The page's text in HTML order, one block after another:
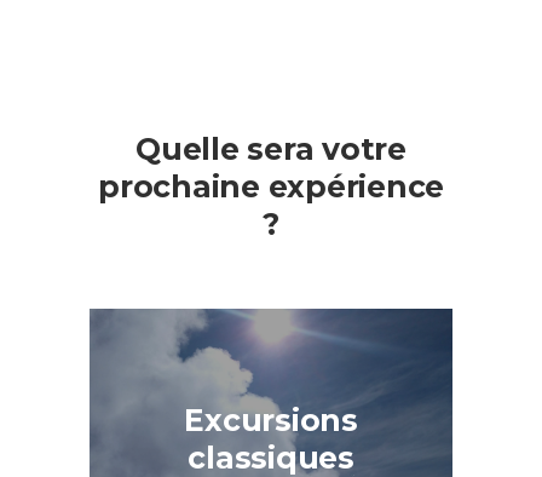
Quelle sera votre
prochaine expérience
?
Excursions
classiques